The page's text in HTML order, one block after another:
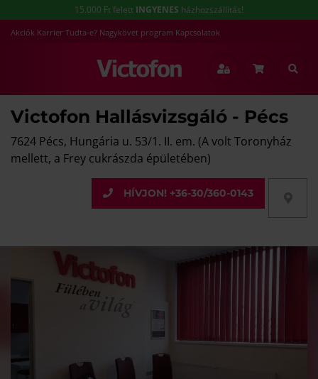
15.000 Ft felett INGYENES házhozszállítás!
Akciók Karrier Tudta-e? Nagykövet program Kapcsolatok
Victofon Hallásvizsgáló - Pécs
7624 Pécs, Hungária u. 53/1. II. em. (A volt Toronyház
mellett, a Frey cukrászda épületében)
HÍVJON! +36-30/360-0143